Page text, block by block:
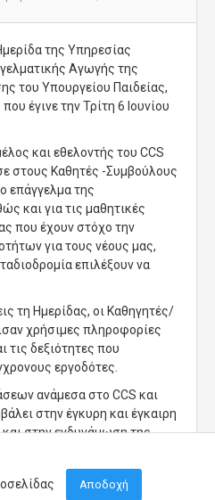
Αποδοχή
της Υπηρεσίας
Αγωγής της
του Υπουργείου Παιδείας,
έγινε την Τρίτη 6 Ιουνίου
και εθελοντής του CCS
στους Καθητές -Συμβούλους
επάγγελμα της
και για τις μαθητικές
που έχουν στόχο την
για τους νέους μας,
επιλέξουν να
τη Ημερίδας, οι Καθηγητές/
χρήσιμες πληροφορίες
τις δεξιότητες που
εργοδότες.
ανάμεσα στο CCS και
στην έγκυρη και έγκαιρη
στην ενδυνάμωση της